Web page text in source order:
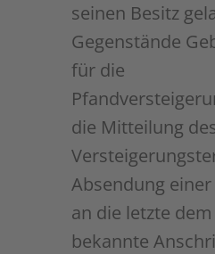
seinen Besitz
Gegenstände
für die
die Mitteilung
Absendung
an die letzte
bekannte